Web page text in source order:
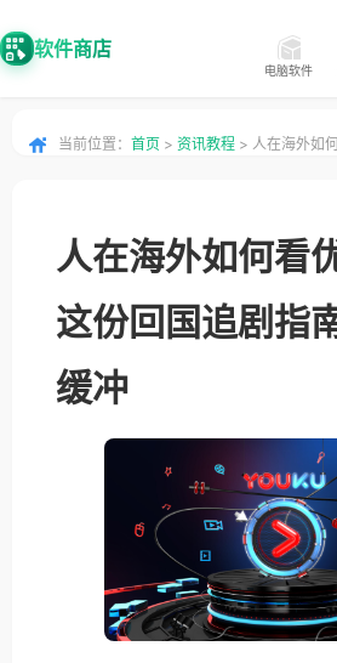
软件商店
电脑软件
当前位置： 首页 > 资讯教程 > 人在海外如
人在海外如何看
这份回国追剧指
缓冲